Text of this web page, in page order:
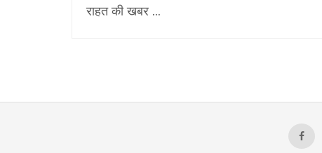
राहत की खबर ...